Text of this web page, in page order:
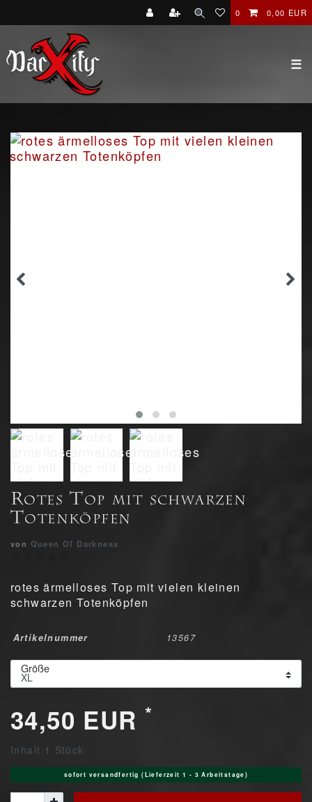
0 0,00 EUR
☰
Rotes Top mit schwarzen
Totenköpfen
von Queen Of Darkness
rotes ärmelloses Top mit vielen kleinen
schwarzen Totenköpfen
Artikelnummer 13567
Größe
34,50 EUR *
Inhalt 1 Stück
sofort versandfertig (Lieferzeit 1 - 3 Arbeitstage)